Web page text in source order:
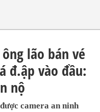
lão bán vé
đ.ập vào đầu:
nộ
camera an ninh